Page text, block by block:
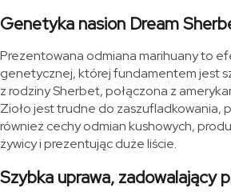
Genetyka nasion Dream
Prezentowana odmiana marihuany to
genetycznej, której fundamentem jest
z rodziny Sherbet, połączona z
Zioło jest trudne do zaszufladkowania,
również cechy odmian kushowych,
żywicy i prezentując duże liście.
Szybka uprawa, zadowalający